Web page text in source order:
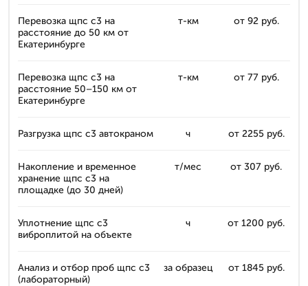
Перевозка щпс с3 на
расстояние до 50 км от
Екатеринбурге
т-км от 92 руб.
Перевозка щпс с3 на
расстояние 50–150 км от
Екатеринбурге
т-км от 77 руб.
Разгрузка щпс с3 автокраном ч от 2255 руб.
Накопление и временное
хранение щпс с3 на
площадке (до 30 дней)
т/мес от 307 руб.
Уплотнение щпс с3
виброплитой на объекте
ч от 1200 руб.
Анализ и отбор проб щпс с3
(лабораторный)
за образец от 1845 руб.